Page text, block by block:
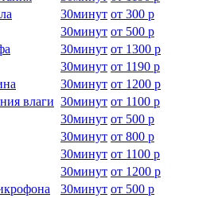
30минут от 300 р
30минут от 500 р
30минут от 1300 р
30минут от 1190 р
30минут от 1200 р
влаги 30минут от 1100 р
30минут от 500 р
30минут от 800 р
30минут от 1100 р
30минут от 1200 р
30минут от 500 р